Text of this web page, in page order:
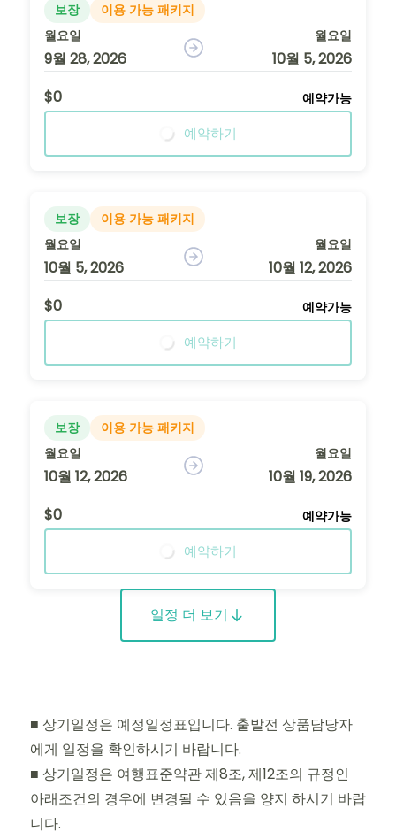
보장
이용 가능 패키지
월요일
9월 28, 2026
월요일
10월 5, 2026
$0
예약가능
예약하기
보장
이용 가능 패키지
월요일
10월 5, 2026
월요일
10월 12, 2026
$0
예약가능
예약하기
보장
이용 가능 패키지
월요일
10월 12, 2026
월요일
10월 19, 2026
$0
예약가능
예약하기
일정 더 보기
■ 상기일정은 예정일정표입니다. 출발전 상품담당자
에게 일정을 확인하시기 바랍니다.
■ 상기일정은 여행표준약관 제8조, 제12조의 규정인
아래조건의 경우에 변경될 수 있음을 양지 하시기 바랍
니다.